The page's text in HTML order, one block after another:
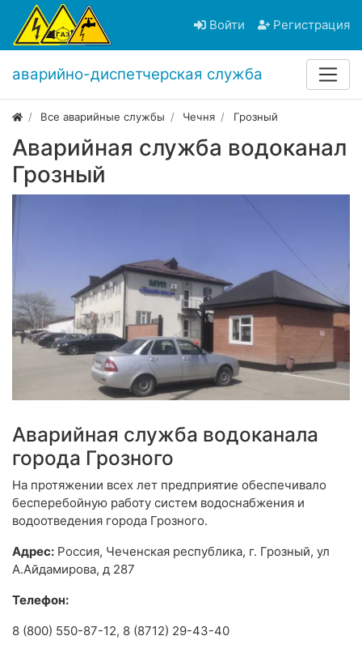
Войти Регистрация
аварийно-диспетчерская служба
Все аварийные службы Чечня Грозный
Аварийная служба водоканал
Грозный
Аварийная служба водоканала
города Грозного
На протяжении всех лет предприятие обеспечивало
бесперебойную работу систем водоснабжения и
водоотведения города Грозного.
Адрес: Россия, Чеченская республика, г. Грозный, ул
А.Айдамирова, д 287
Телефон:
8 (800) 550-87-12, 8 (8712) 29-43-40